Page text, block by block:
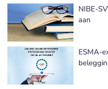
NIBE-
aan
ESMA-